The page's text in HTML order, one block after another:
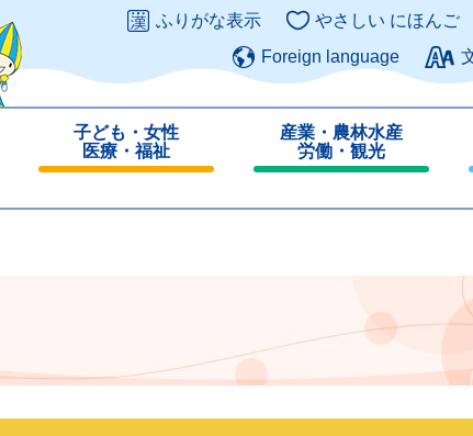
このページ
ふりがな表示 やさしい にほんご
Foreign language
子ども・女性
医療・福祉
じ
産業・農林水産
労働・観光
じ